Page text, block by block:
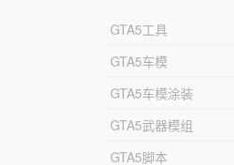
GTA5工具
GTA5车模
GTA5车模涂装
GTA5武器模组
GTA5脚本